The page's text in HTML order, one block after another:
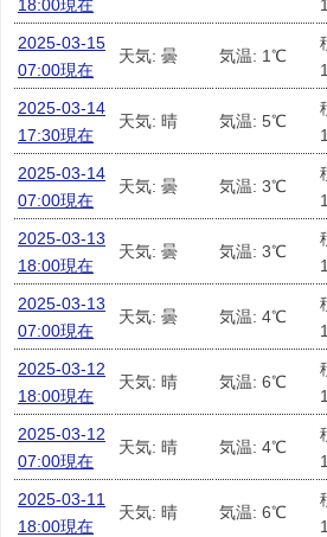
18:00現在
2025-03-15
07:00現在
天気: 曇 気温: 1℃
2025-03-14
17:30現在
天気: 晴 気温: 5℃
2025-03-14
07:00現在
天気: 曇 気温: 3℃
2025-03-13
18:00現在
天気: 曇 気温: 3℃
2025-03-13
07:00現在
天気: 曇 気温: 4℃
2025-03-12
18:00現在
天気: 晴 気温: 6℃
2025-03-12
07:00現在
天気: 晴 気温: 4℃
2025-03-11
18:00現在
天気: 晴 気温: 6℃